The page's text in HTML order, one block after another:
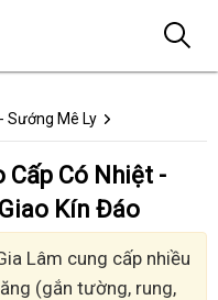
- Sướng Mê Ly
Cấp Có Nhiệt -
Kín Đáo
Lâm cung cấp nhiều
(gắn tường, rung,